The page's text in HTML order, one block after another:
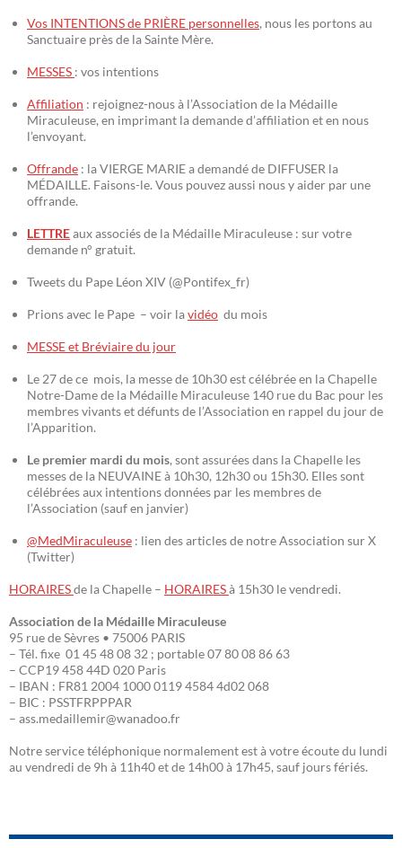
Vos INTENTIONS de PRIÈRE personnelles, nous les portons au
Sanctuaire près de la Sainte Mère.
MESSES : vos intentions
Affiliation : rejoignez-nous à l’Association de la Médaille
Miraculeuse, en imprimant la demande d’affiliation et en nous
l’envoyant.
Offrande : la VIERGE MARIE a demandé de DIFFUSER la
MÉDAILLE. Faisons-le. Vous pouvez aussi nous y aider par une
offrande.
LETTREaux associés de la Médaille Miraculeuse : sur votre
demande n° gratuit.
Tweets du Pape Léon XIV (@Pontifex_fr)
Prions avec le Pape – voir lavidéo du mois
MESSE et Bréviaire du jour
Le 27 de ce mois, la messe de 10h30 est célébrée en la Chapelle
Notre-Dame de la Médaille Miraculeuse 140 rue du Bac pour les
membres vivants et défunts de l’Association en rappel du jour de
l’Apparition.
Le premier mardi du mois, sont assurées dans la Chapelle les
messes de la NEUVAINE à 10h30, 12h30 ou 15h30. Elles sont
célébrées aux intentions données par les membres de
l’Association (sauf en janvier)
@MedMiraculeuse : lien des articles de notre Association sur X
(Twitter)
HORAIRESde la Chapelle – HORAIRESà 15h30 le vendredi.
Association de la Médaille Miraculeuse
95 rue de Sèvres • 75006 PARIS
– Tél. fixe 01 45 48 08 32 ; portable 07 80 08 86 63
– CCP19 458 44D 020 Paris
– IBAN : FR81 2004 1000 0119 4584 4d02 068
– BIC : PSSTFRPPPAR
– ass.medaillemir@wanadoo.fr
Notre service téléphonique normalement est à votre écoute du lundi
au vendredi de 9h à 11h40 et de 14h00 à 17h45, sauf jours fériés.